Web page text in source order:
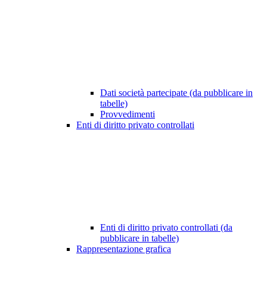
Dati società partecipate (da pubblicare in
tabelle)
Provvedimenti
Enti di diritto privato controllati
Enti di diritto privato controllati (da
pubblicare in tabelle)
Rappresentazione grafica